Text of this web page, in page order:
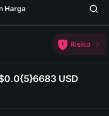
Harga
Risiko
USD